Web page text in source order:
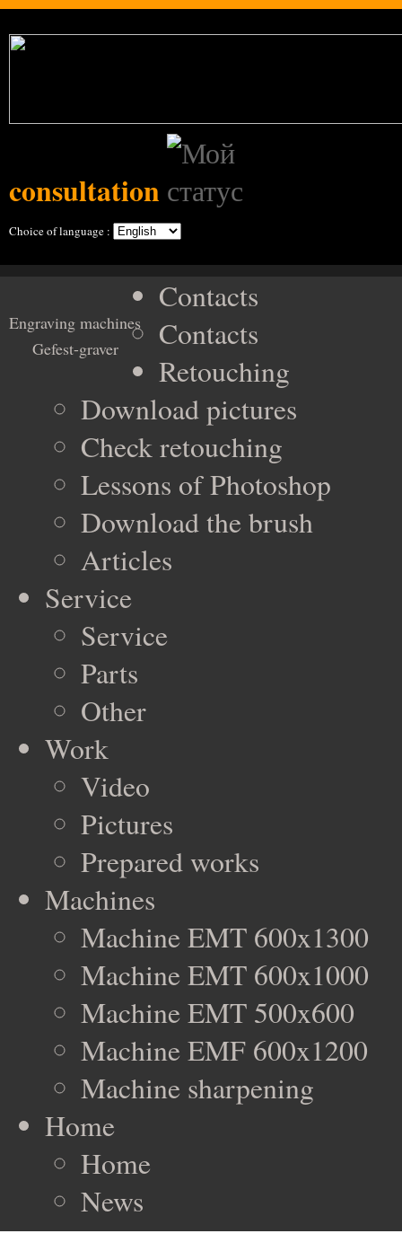
consultation
Choice of language :
Engraving machines
Gefest-graver
Contacts
Contacts
Retouching
Download pictures
Check retouching
Lessons of Photoshop
Download the brush
Articles
Service
Service
Parts
Other
Work
Video
Pictures
Prepared works
Machines
Machine EMT 600x1300
Machine EMT 600x1000
Machine EMT 500x600
Machine EMF 600x1200
Machine sharpening
Home
Home
News